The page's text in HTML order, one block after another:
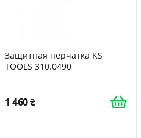
Защитная перчатка KS
TOOLS 310.0490
1 460